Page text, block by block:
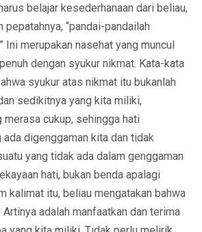
belajar kesederhanaan dari beliau,
pepatahnya, “pandai-pandailah
Ini merupakan nasehat yang muncul
dengan syukur nikmat. Kata-kata
syukur atas nikmat itu bukanlah
sedikitnya yang kita miliki,
merasa cukup, sehingga hati
ada digenggaman kita dan tidak
yang tidak ada dalam genggaman
hati, bukan benda apalagi
kalimat itu, beliau mengatakan bahwa
Artinya adalah manfaatkan dan terima